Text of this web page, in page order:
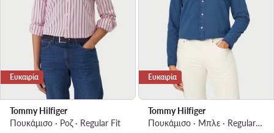
Ευκαιρία
Tommy Hilfiger
Πουκάμισο · Ροζ · Regular Fit
Ευκαιρία
Tommy Hilfiger
Πουκάμισο · Μπλε · Regular Fit